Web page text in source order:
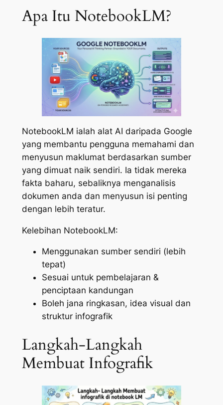
Apa Itu NotebookLM?
NotebookLM ialah alat AI daripada Google
yang membantu pengguna memahami dan
menyusun maklumat berdasarkan sumber
yang dimuat naik sendiri. Ia tidak mereka
fakta baharu, sebaliknya menganalisis
dokumen anda dan menyusun isi penting
dengan lebih teratur.
Kelebihan NotebookLM:
Menggunakan sumber sendiri (lebih
tepat)
Sesuai untuk pembelajaran &
penciptaan kandungan
Boleh jana ringkasan, idea visual dan
struktur infografik
Langkah-Langkah
Membuat Infografik